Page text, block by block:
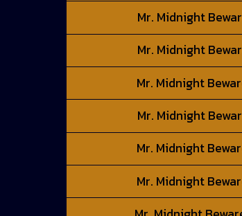
Mr. Midnight
Mr. Midnight
Mr. Midnight
Mr. Midnight
Mr. Midnight
Mr. Midnight